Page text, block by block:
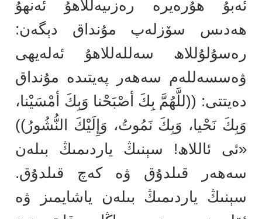
ئەبۇ ھۇرەيرە رەزىيەللاھۇ ئەنھۇ
ھەدىس سۆزلەپ مۇنداق دېگەن:
رەسۇلۇللاھ سەللەللاھۇ ئەلەيھى
ۋەسسەللەم سەھەر پەيتىدە مۇنداق
دەيتتى: ((للَّهُمَّ بِكَ أصْبَحْنا وَبِكَ أمْسَيْنا،
وَبِكَ نَحْيا، وَبِكَ نَمُوتُ، وَإِلَيْكَ النُّشُورُ))
«ئى ئاللاھ! سېنىڭ ياردىمىڭ بىلەن
سەھەر قىلدۇق ۋە كەچ قىلدۇق.
سېنىڭ ياردىمىڭ بىلەن ياشايمىز ۋە